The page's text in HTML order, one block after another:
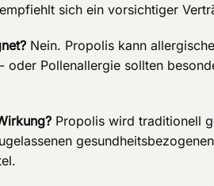
sich ein vorsichtiger
Nein. Propolis kann
oder Pollenallergie sollten
Propolis wird traditionell